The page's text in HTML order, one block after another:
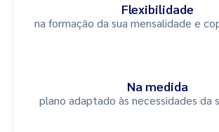
Flexibilidade
na formação da sua mensalidade e
Na medida
plano adaptado às necessidades da